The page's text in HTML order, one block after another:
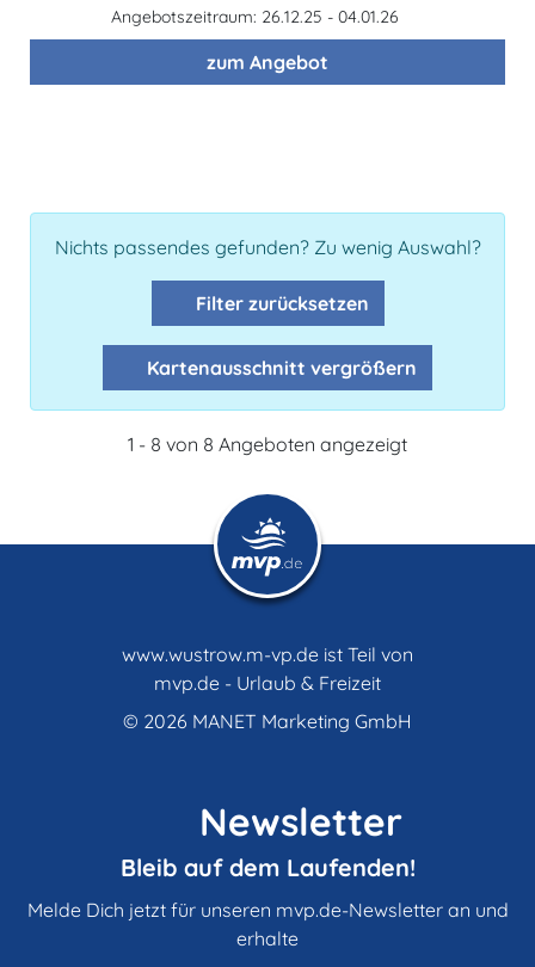
Angebotszeitraum: 26.12.25 - 04.01.26
zum Angebot
Nichts passendes gefunden? Zu wenig Auswahl?
Filter zurücksetzen
Kartenausschnitt vergrößern
1 - 8 von 8 Angeboten angezeigt
www.wustrow.m-vp.de ist Teil von
mvp.de - Urlaub & Freizeit
© 2026 MANET Marketing GmbH
Newsletter
Bleib auf dem Laufenden!
Melde Dich jetzt für unseren mvp.de-Newsletter an und
erhalte